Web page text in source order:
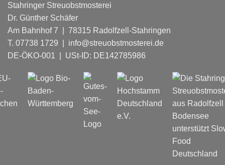
Stahringer Streuobstmosterei
Dr. Günther Schäfer
Am Bahnhof 7 | 78315 Radolfzell-Stahringen
T. 07738 1729 | info@streuobstmosterei.de
DE-ÖKO-001 | USt-ID: DE142785986